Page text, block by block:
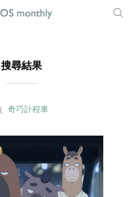
搜尋結果
奇巧計程車